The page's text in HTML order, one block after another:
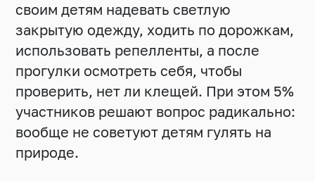
своим детям надевать светлую
закрытую одежду, ходить по дорожкам,
использовать репелленты, а после
прогулки осмотреть себя, чтобы
проверить, нет ли клещей. При этом 5%
участников решают вопрос радикально:
вообще не советуют детям гулять на
природе.